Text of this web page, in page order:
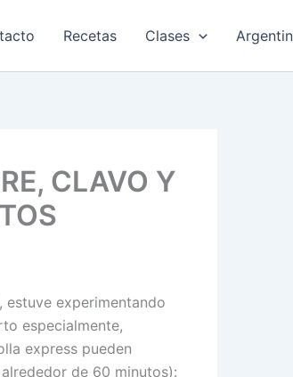
Recetas Clases
CLAVO Y
estuve experimentando
especialmente,
express pueden
de 60 minutos):